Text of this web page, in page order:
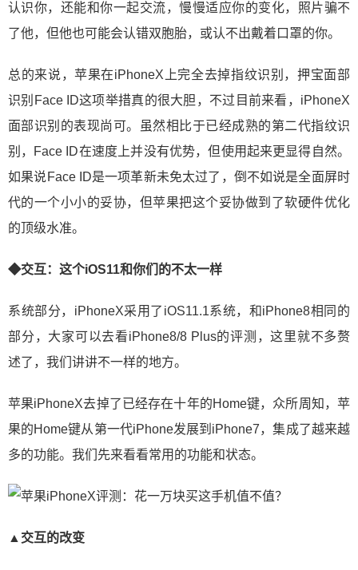
认识你，还能和你一起交流，慢慢适应你的变化，照片骗不
了他，但他也可能会认错双胞胎，或认不出戴着口罩的你。
总的来说，苹果在iPhoneX上完全去掉指纹识别，押宝面部
识别Face ID这项举措真的很大胆，不过目前来看，iPhoneX
面部识别的表现尚可。虽然相比于已经成熟的第二代指纹识
别，Face ID在速度上并没有优势，但使用起来更显得自然。
如果说Face ID是一项革新未免太过了，倒不如说是全面屏时
代的一个小小的妥协，但苹果把这个妥协做到了软硬件优化
的顶级水准。
◆交互：这个iOS11和你们的不太一样
系统部分，iPhoneX采用了iOS11.1系统，和iPhone8相同的
部分，大家可以去看iPhone8/8 Plus的评测，这里就不多赘
述了，我们讲讲不一样的地方。
苹果iPhoneX去掉了已经存在十年的Home键，众所周知，苹
果的Home键从第一代iPhone发展到iPhone7，集成了越来越
多的功能。我们先来看看常用的功能和状态。
▲交互的改变